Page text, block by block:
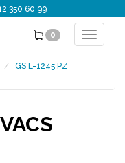
350 60 99
0
Toggle
GS L-1245 PZ